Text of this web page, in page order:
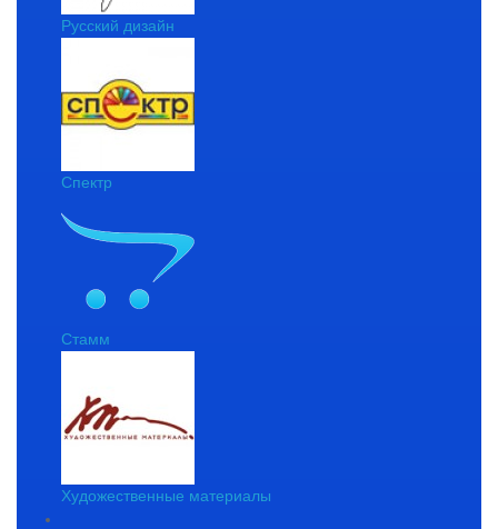
Русский дизайн
Спектр
Стамм
Художественные материалы